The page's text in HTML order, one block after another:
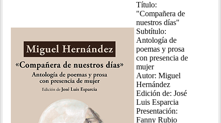
Título:
"Compañera de
nuestros días"
Subtítulo:
Antología de
poemas y prosa
con presencia de
mujer
Autor: Miguel
Hernández
Edición de: José
Luis Esparcia
Presentación:
Fanny Rubio